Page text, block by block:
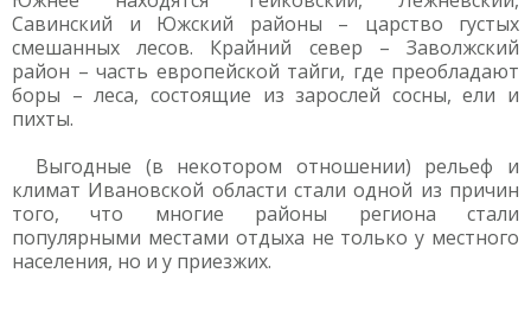
Савинский и Южский районы – царство густых
смешанных лесов. Крайний север – Заволжский
район – часть европейской тайги, где преобладают
боры – леса, состоящие из зарослей сосны, ели и
пихты.
Выгодные (в некотором отношении) рельеф и
климат Ивановской области стали одной из причин
того, что многие районы региона стали
популярными местами отдыха не только у местного
населения, но и у приезжих.